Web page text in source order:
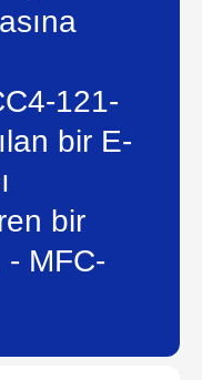
121-
bir E-
bir
- MFC-